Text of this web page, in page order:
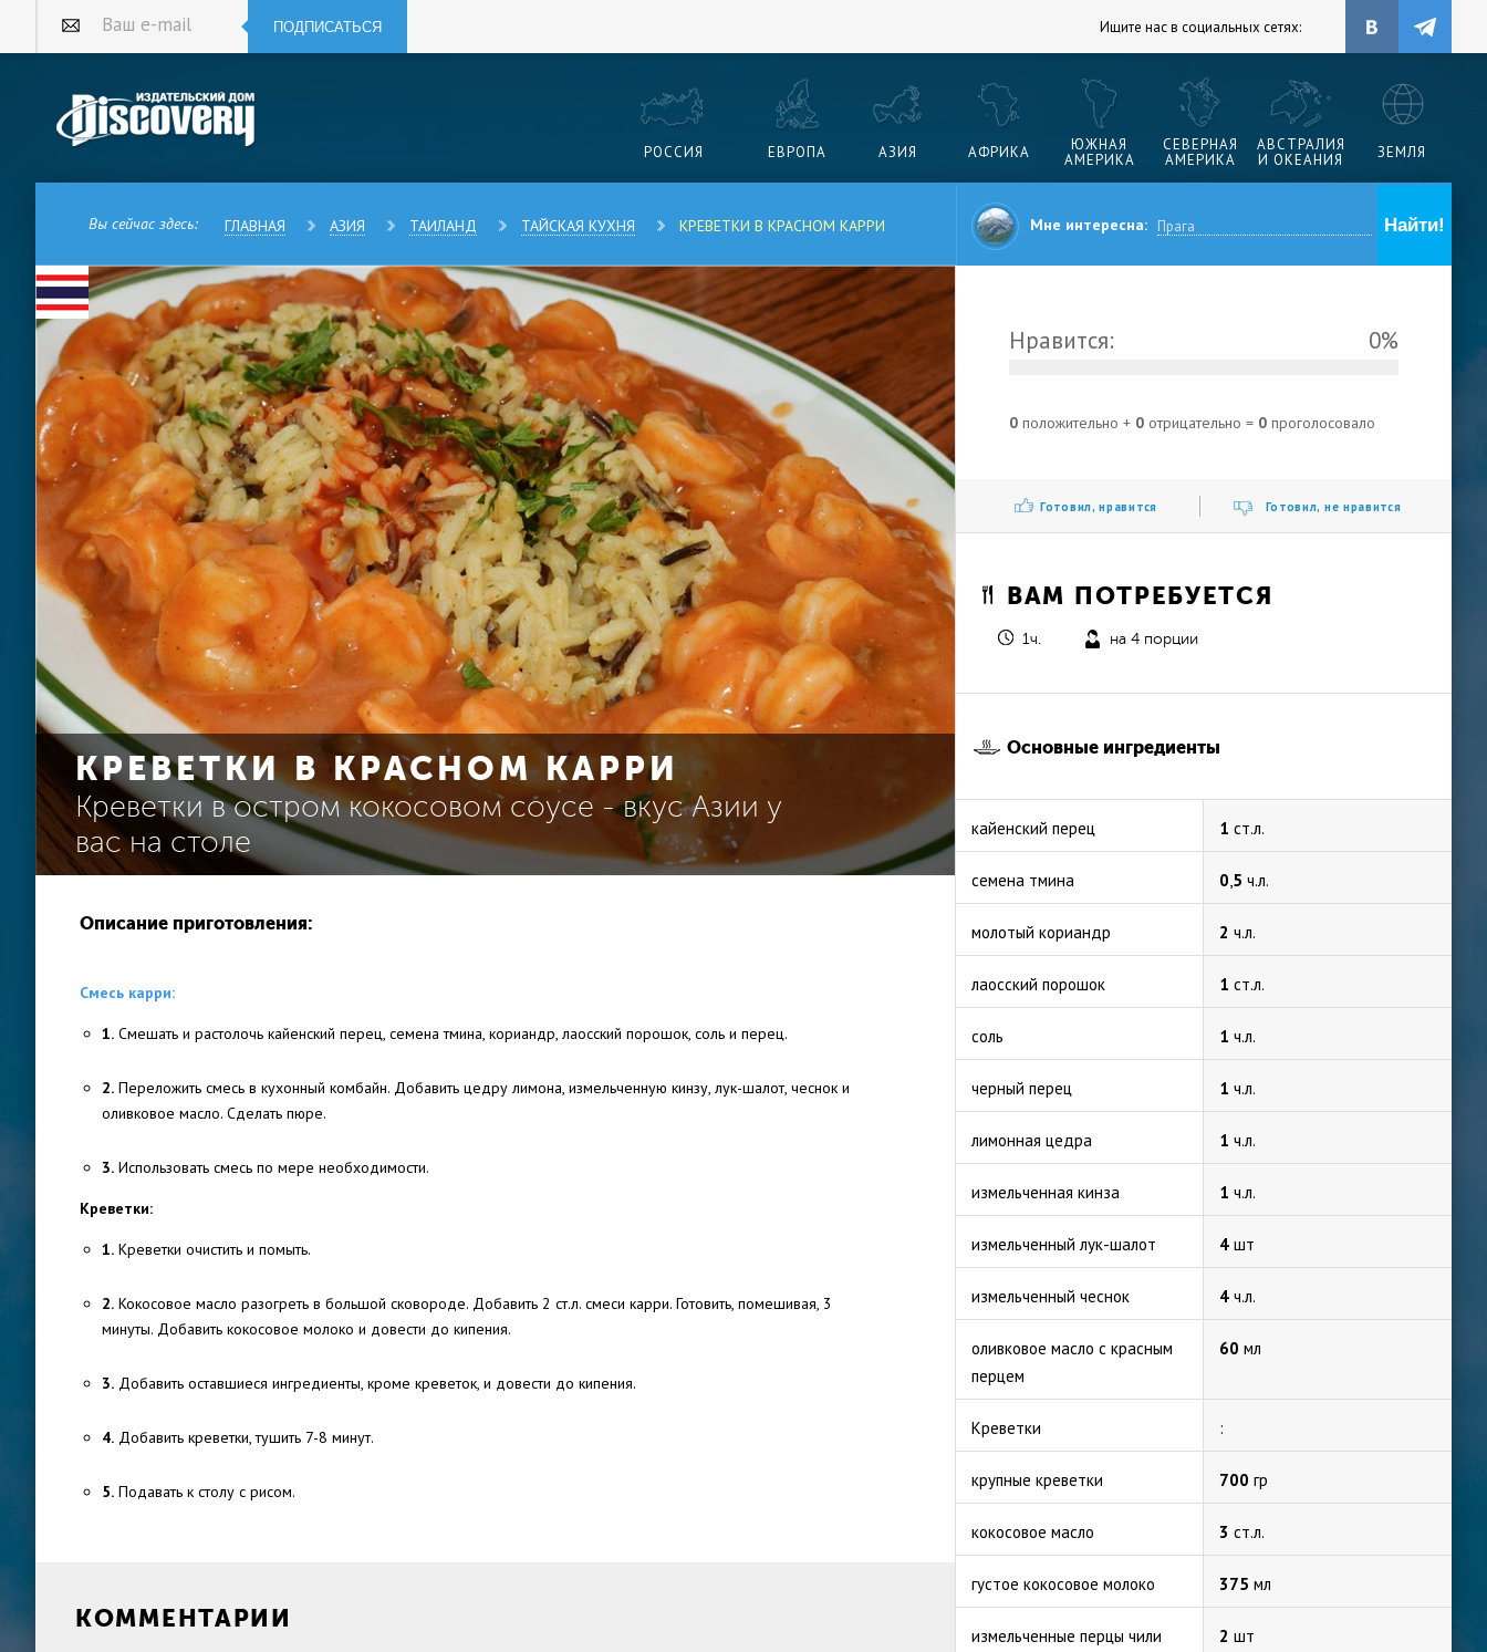
Ваш e-mail ПОДПИСАТЬСЯ Ищите нас в социальных сетях:
РОССИЯ ЕВРОПА АЗИЯ АФРИКА
ЮЖНАЯ
АМЕРИКА
СЕВЕРНАЯ
АМЕРИКА
АВСТРАЛИЯ
И ОКЕАНИЯ
ЗЕМЛЯ
Вы сейчас здесь: ГЛАВНАЯ АЗИЯ ТАИЛАНД ТАЙСКАЯ КУХНЯ КРЕВЕТКИ В КРАСНОМ КАРРИ Мне интересна:
КРЕВЕТКИ В КРАСНОМ КАРРИ
Креветки в остром кокосовом соусе - вкус Азии у
вас на столе
Описание приготовления:
Смесь карри:
1. Смешать и растолочь кайенский перец, семена тмина, кориандр, лаосский порошок, соль и перец.
2. Переложить смесь в кухонный комбайн. Добавить цедру лимона, измельченную кинзу, лук-шалот, чеснок и
оливковое масло. Сделать пюре.
3. Использовать смесь по мере необходимости.
Креветки:
1. Креветки очистить и помыть.
2. Кокосовое масло разогреть в большой сковороде. Добавить 2 ст.л. смеси карри. Готовить, помешивая, 3
минуты. Добавить кокосовое молоко и довести до кипения.
3. Добавить оставшиеся ингредиенты, кроме креветок, и довести до кипения.
4. Добавить креветки, тушить 7-8 минут.
5. Подавать к столу с рисом.
КОММЕНТАРИИ
Нравится: 0%
0 положительно + 0 отрицательно = 0 проголосовало
Готовил, нравится Готовил, не нравится
ВАМ ПОТРЕБУЕТСЯ
1ч. на 4 порции
Основные ингредиенты
кайенский перец 1 ст.л.
семена тмина 0,5 ч.л.
молотый кориандр 2 ч.л.
лаосский порошок 1 ст.л.
соль 1 ч.л.
черный перец 1 ч.л.
лимонная цедра 1 ч.л.
измельченная кинза 1 ч.л.
измельченный лук-шалот 4 шт
измельченный чеснок 4 ч.л.
оливковое масло с красным
перцем
60 мл
Креветки :
крупные креветки 700 гр
кокосовое масло 3 ст.л.
густое кокосовое молоко 375 мл
измельченные перцы чили 2 шт